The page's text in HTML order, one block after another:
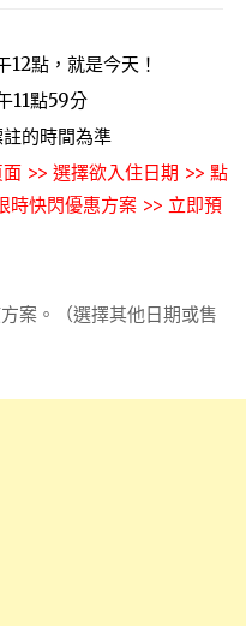
12點，就是今天！
11點59分
的時間為準
>> 選擇欲入住日期 >> 點
時快閃優惠方案 >> 立即預
案。（選擇其他日期或售